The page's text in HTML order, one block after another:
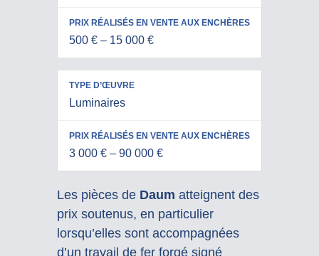
500 € – 15 000 €
Luminaires
3 000 € – 90 000 €
Les pièces de Daum atteignent des
prix soutenus, en particulier
lorsqu’elles sont accompagnées
d’un travail de fer forgé signé